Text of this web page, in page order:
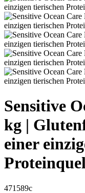
Sensitive
kg |
einer
471589c